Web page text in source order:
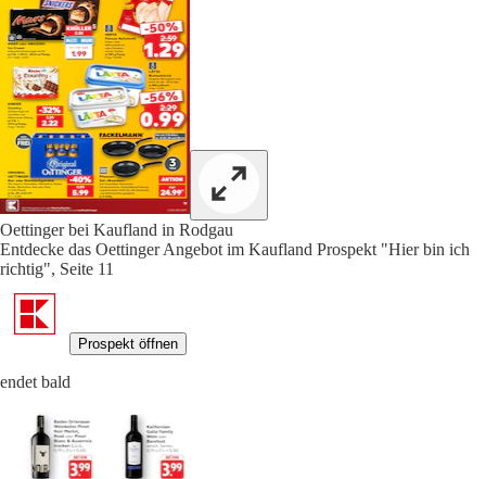
Oettinger bei Kaufland in Rodgau
Entdecke das Oettinger Angebot im Kaufland Prospekt "Hier bin ich
richtig", Seite 11
Prospekt öffnen
endet bald